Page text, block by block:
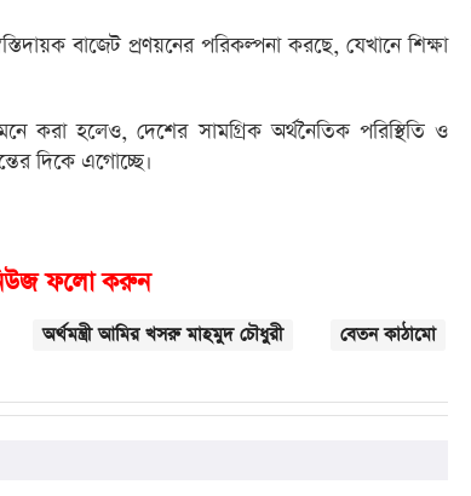
বাজেট প্রণয়নের পরিকল্পনা করছে, যেখানে শিক্ষা
করা হলেও, দেশের সামগ্রিক অর্থনৈতিক পরিস্থিতি ও
দিকে এগোচ্ছে।
ফলো করুন
অর্থমন্ত্রী আমির খসরু মাহমুদ চৌধুরী
বেতন কাঠামো